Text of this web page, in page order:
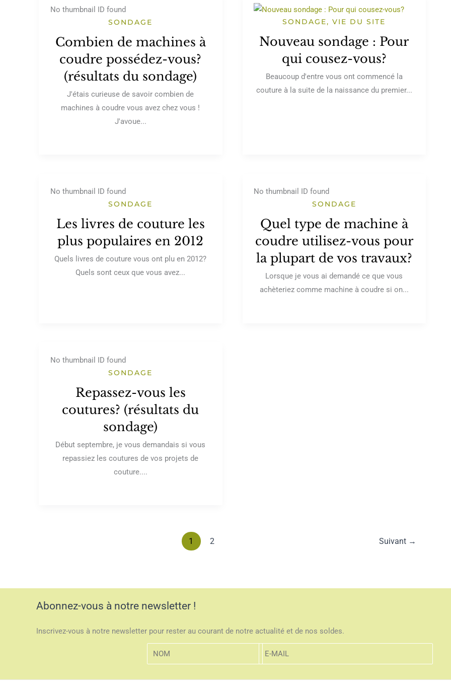
No thumbnail ID found
SONDAGE
Combien de machines à
coudre possédez-vous?
(résultats du sondage)
J'étais curieuse de savoir combien de
machines à coudre vous avez chez vous !
J'avoue...
SONDAGE,VIE DU SITE
Nouveau sondage : Pour
qui cousez-vous?
Beaucoup d'entre vous ont commencé la
couture à la suite de la naissance du premier...
No thumbnail ID found
SONDAGE
Les livres de couture les
plus populaires en 2012
Quels livres de couture vous ont plu en 2012?
Quels sont ceux que vous avez...
No thumbnail ID found
SONDAGE
Quel type de machine à
coudre utilisez-vous pour
la plupart de vos travaux?
Lorsque je vous ai demandé ce que vous
achèteriez comme machine à coudre si on...
No thumbnail ID found
SONDAGE
Repassez-vous les
coutures? (résultats du
sondage)
Début septembre, je vous demandais si vous
repassiez les coutures de vos projets de
couture....
1 2 Suivant →
Abonnez-vous à notre newsletter !
Inscrivez-vous à notre newsletter pour rester au courant de notre actualité et de nos soldes.